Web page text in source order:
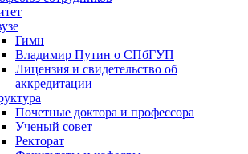
Гимн
Владимир Путин о СПбГУП
Лицензия и свидетельство об
аккредитации
Почетные доктора и профессора
Ученый совет
Ректорат